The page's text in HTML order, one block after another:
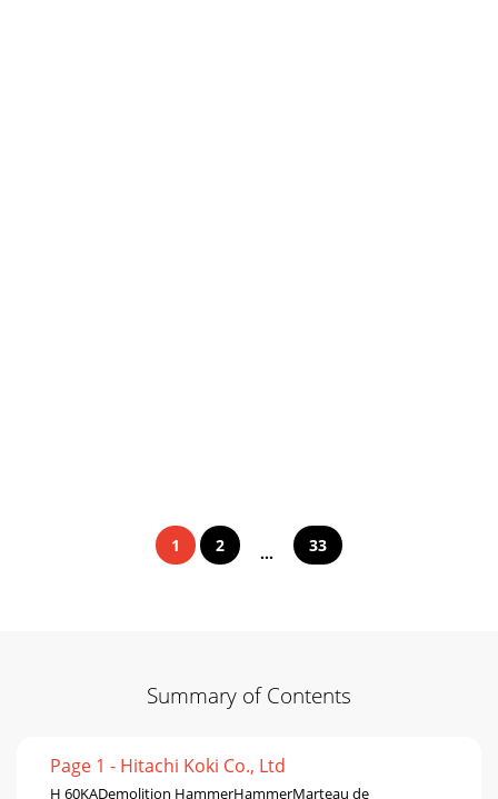
1 2 ... 33
Summary of Contents
Page 1 - Hitachi Koki Co., Ltd
H 60KADemolition HammerHammerMarteau de